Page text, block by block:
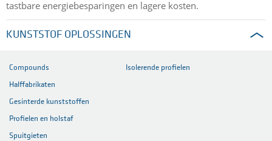
tastbare energiebesparingen en lagere kosten.
KUNSTSTOF OPLOSSINGEN
Compounds
Halffabrikaten
Gesinterde kunststoffen
Profielen en holstaf
Spuitgieten
Isolerende profielen